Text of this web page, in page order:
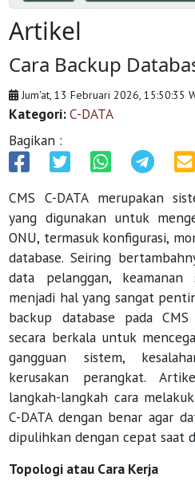
Artikel
Cara Backup
Jum'at, 13 Februari 2026, 15:50:35
Kategori:C-DATA
Bagikan :
CMS C-DATA merupakan
yang digunakan untuk
ONU, termasuk konfigurasi,
database. Seiring
data pelanggan,
menjadi hal yang sangat
backup database pada
secara berkala untuk
gangguan sistem,
kerusakan perangkat.
langkah-langkah cara
C-DATA dengan benar agar
dipulihkan dengan cepat saat
Topologi atau Cara Kerja